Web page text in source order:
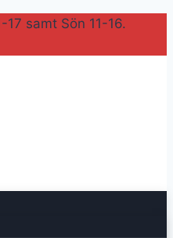
17 samt Sön 11-16.